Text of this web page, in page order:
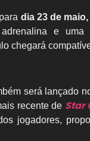
dia 23 de maio,
e
chegará
será lançado
recente de Star
jogadores,